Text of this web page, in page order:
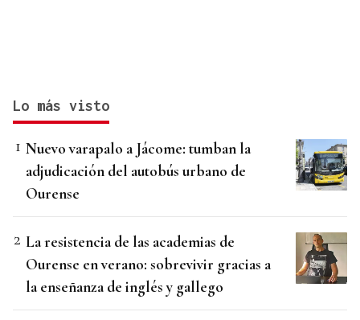
Lo más visto
Nuevo varapalo a Jácome: tumban la
adjudicación del autobús urbano de
Ourense
La resistencia de las academias de
Ourense en verano: sobrevivir gracias a
la enseñanza de inglés y gallego